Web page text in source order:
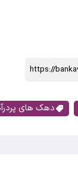
دهک های